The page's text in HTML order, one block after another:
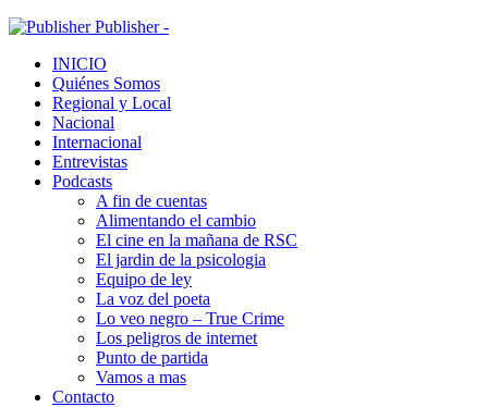
Publisher -
INICIO
Quiénes Somos
Regional y Local
Nacional
Internacional
Entrevistas
Podcasts
A fin de cuentas
Alimentando el cambio
El cine en la mañana de RSC
El jardin de la psicologia
Equipo de ley
La voz del poeta
Lo veo negro – True Crime
Los peligros de internet
Punto de partida
Vamos a mas
Contacto